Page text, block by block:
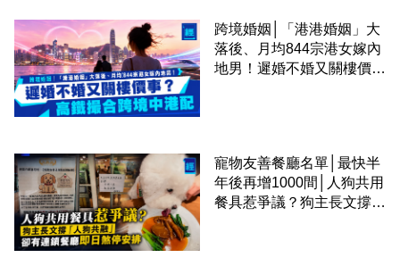
跨境婚姻│「港港婚姻」大
落後、月均844宗港女嫁內
地男！遲婚不婚又關樓價
寵物友善餐廳名單│最快半
年後再增1000間│人狗共用
餐具惹爭議？狗主長文撐